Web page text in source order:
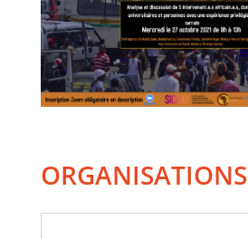
ORGANISATIONS